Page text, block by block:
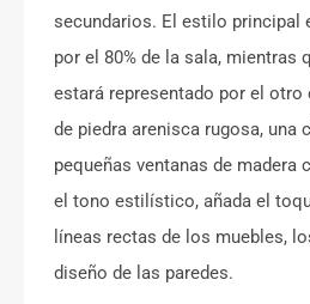
secundarios. El estilo principal
por el 80% de la sala, mientras
estará representado por el otro
de piedra arenisca rugosa, una
pequeñas ventanas de madera
el tono estilístico, añada el
líneas rectas de los muebles,
diseño de las paredes.